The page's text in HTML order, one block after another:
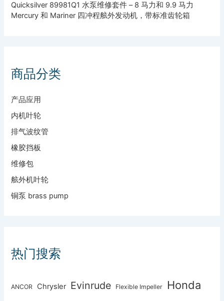
Quicksilver 89981Q1 水泵维修套件 – 8 马力和 9.9 马力
Mercury 和 Mariner 四冲程舷外发动机，带标准齿轮箱
商品分类
产品应用
内机叶轮
排气波纹管
橡胶挡板
维修包
舷外机叶轮
铜泵 brass pump
热门搜索
ANCOR Chrysler Evinrude Flexible Impeller Honda